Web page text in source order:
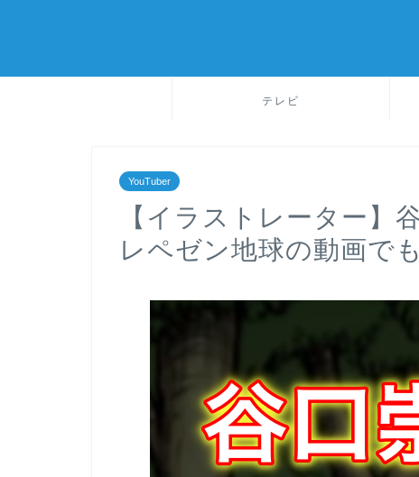
テレビ
YouTuber
【イラストレーター】
レペゼン地球の動画で